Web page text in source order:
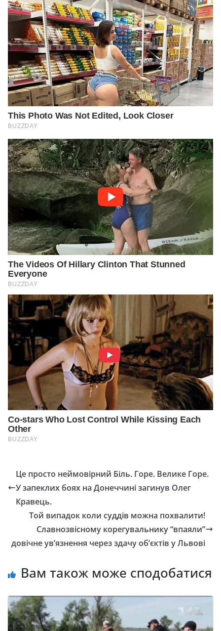
Це просто неймовірний Біль. Горе. Велике Горе.
У запеклих боях на Донеччині загинув Олег
Кравець.
Той випадок коли суддів можна похвалити!
Славнозвісному кopeгyвaльнику “впаяли”
дoвiчне yв’язнeння через здачу об’єктів у Львові
Вам також може сподобатися